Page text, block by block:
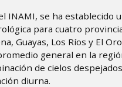
INAMI, se ha establecido
para cuatro
Guayas, Los Ríos y El
general en la
de cielos
diurna.